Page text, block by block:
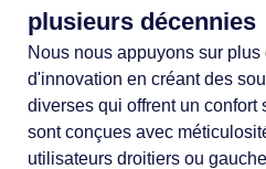
plusieurs décennies
Nous nous appuyons sur
d'innovation en créant des
diverses qui offrent un confort
sont conçues avec
utilisateurs droitiers ou